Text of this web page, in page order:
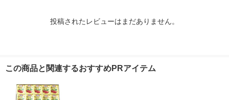
投稿されたレビューはまだありません。
この商品と関連するおすすめPRアイテム